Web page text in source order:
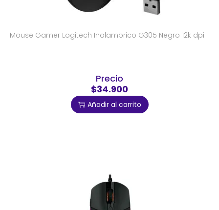
Mouse Gamer Logitech Inalambrico G305 Negro 12k dpi
Precio
$34.900
Añadir al carrito